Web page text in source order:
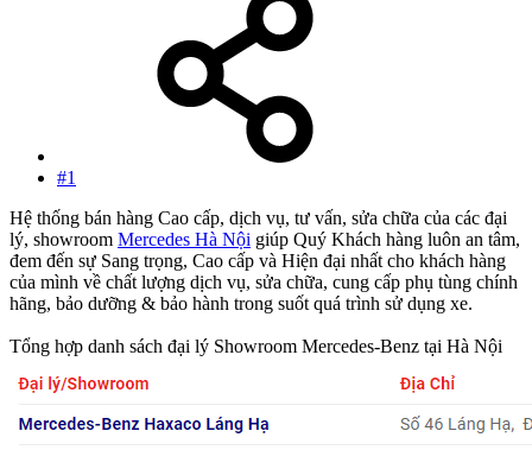
#1
Hệ thống bán hàng Cao cấp, dịch vụ, tư vấn, sửa chữa của các đại
lý, showroom Mercedes Hà Nội giúp Quý Khách hàng luôn an tâm,
đem đến sự Sang trọng, Cao cấp và Hiện đại nhất cho khách hàng
của mình về chất lượng dịch vụ, sửa chữa, cung cấp phụ tùng chính
hãng, bảo dưỡng & bảo hành trong suốt quá trình sử dụng xe.
Tổng hợp danh sách đại lý Showroom Mercedes-Benz tại Hà Nội